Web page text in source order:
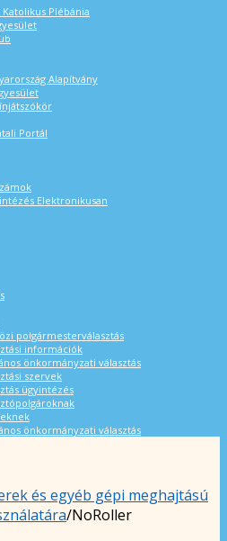
Plébánia
Alapítvány
Portál
Elektronikusan
polgármesterválasztás
információk
önkormányzati választás
szervek
ügyintézés
önkormányzati választás
és egyéb gépi meghajtású
/NoRoller